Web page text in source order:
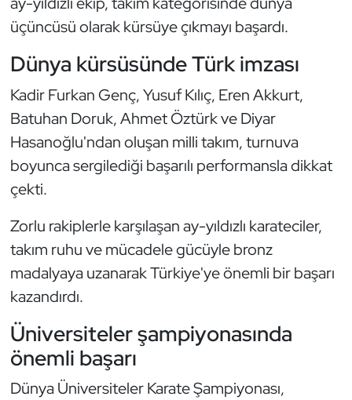
üçüncüsü olarak kürsüye çıkmayı başardı.
Dünya kürsüsünde Türk imzası
Kadir Furkan Genç, Yusuf Kılıç, Eren Akkurt,
Batuhan Doruk, Ahmet Öztürk ve Diyar
Hasanoğlu'ndan oluşan milli takım, turnuva
boyunca sergilediği başarılı performansla dikkat
çekti.
Zorlu rakiplerle karşılaşan ay-yıldızlı karateciler,
takım ruhu ve mücadele gücüyle bronz
madalyaya uzanarak Türkiye'ye önemli bir başarı
kazandırdı.
Üniversiteler şampiyonasında
önemli başarı
Dünya Üniversiteler Karate Şampiyonası,
Futbol
Futsal
Genel
Golf
Güreş
Halter
Hava Sporları
İşitme Engelli Sporcular
Judo ve Kuraş